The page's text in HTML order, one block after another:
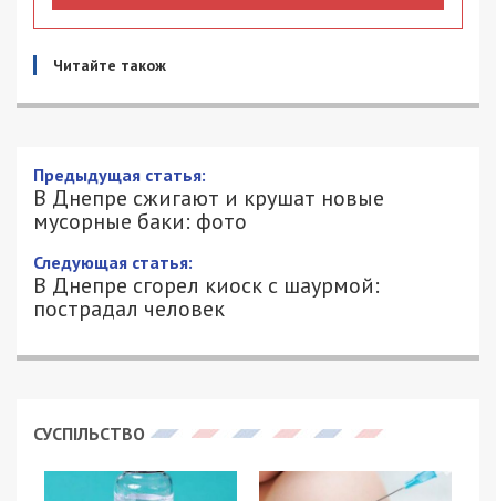
Читайте також
Предыдущая статья:
В Днепре сжигают и крушат новые
мусорные баки: фото
Следующая статья:
В Днепре сгорел киоск с шаурмой:
пострадал человек
СУСПІЛЬСТВО